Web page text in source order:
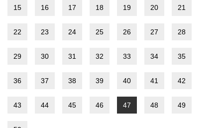
15 16 17 18 19 20 21
22 23 24 25 26 27 28
29 30 31 32 33 34 35
36 37 38 39 40 41 42
43 44 45 46 47 48 49